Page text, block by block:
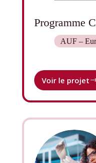
Programme
AUF –
Voir le projet